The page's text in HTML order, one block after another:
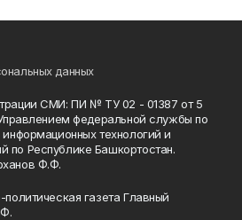
данных
СМИ: ПИ № ТУ 02 - 01387 от 5
федеральной службы по
технологий и
по Республике Башкортостан.
Ф.Ф.
газета Главный